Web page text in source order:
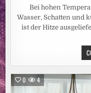
Bei hohen
Wasser, Schatten und
ist der Hitze
0 4